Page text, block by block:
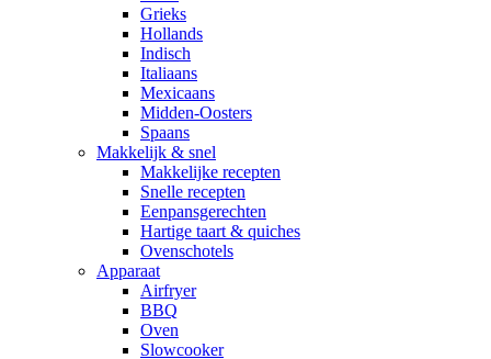
Grieks
Hollands
Indisch
Italiaans
Mexicaans
Midden-Oosters
Spaans
Makkelijk & snel
Makkelijke recepten
Snelle recepten
Eenpansgerechten
Hartige taart & quiches
Ovenschotels
Apparaat
Airfryer
BBQ
Oven
Slowcooker